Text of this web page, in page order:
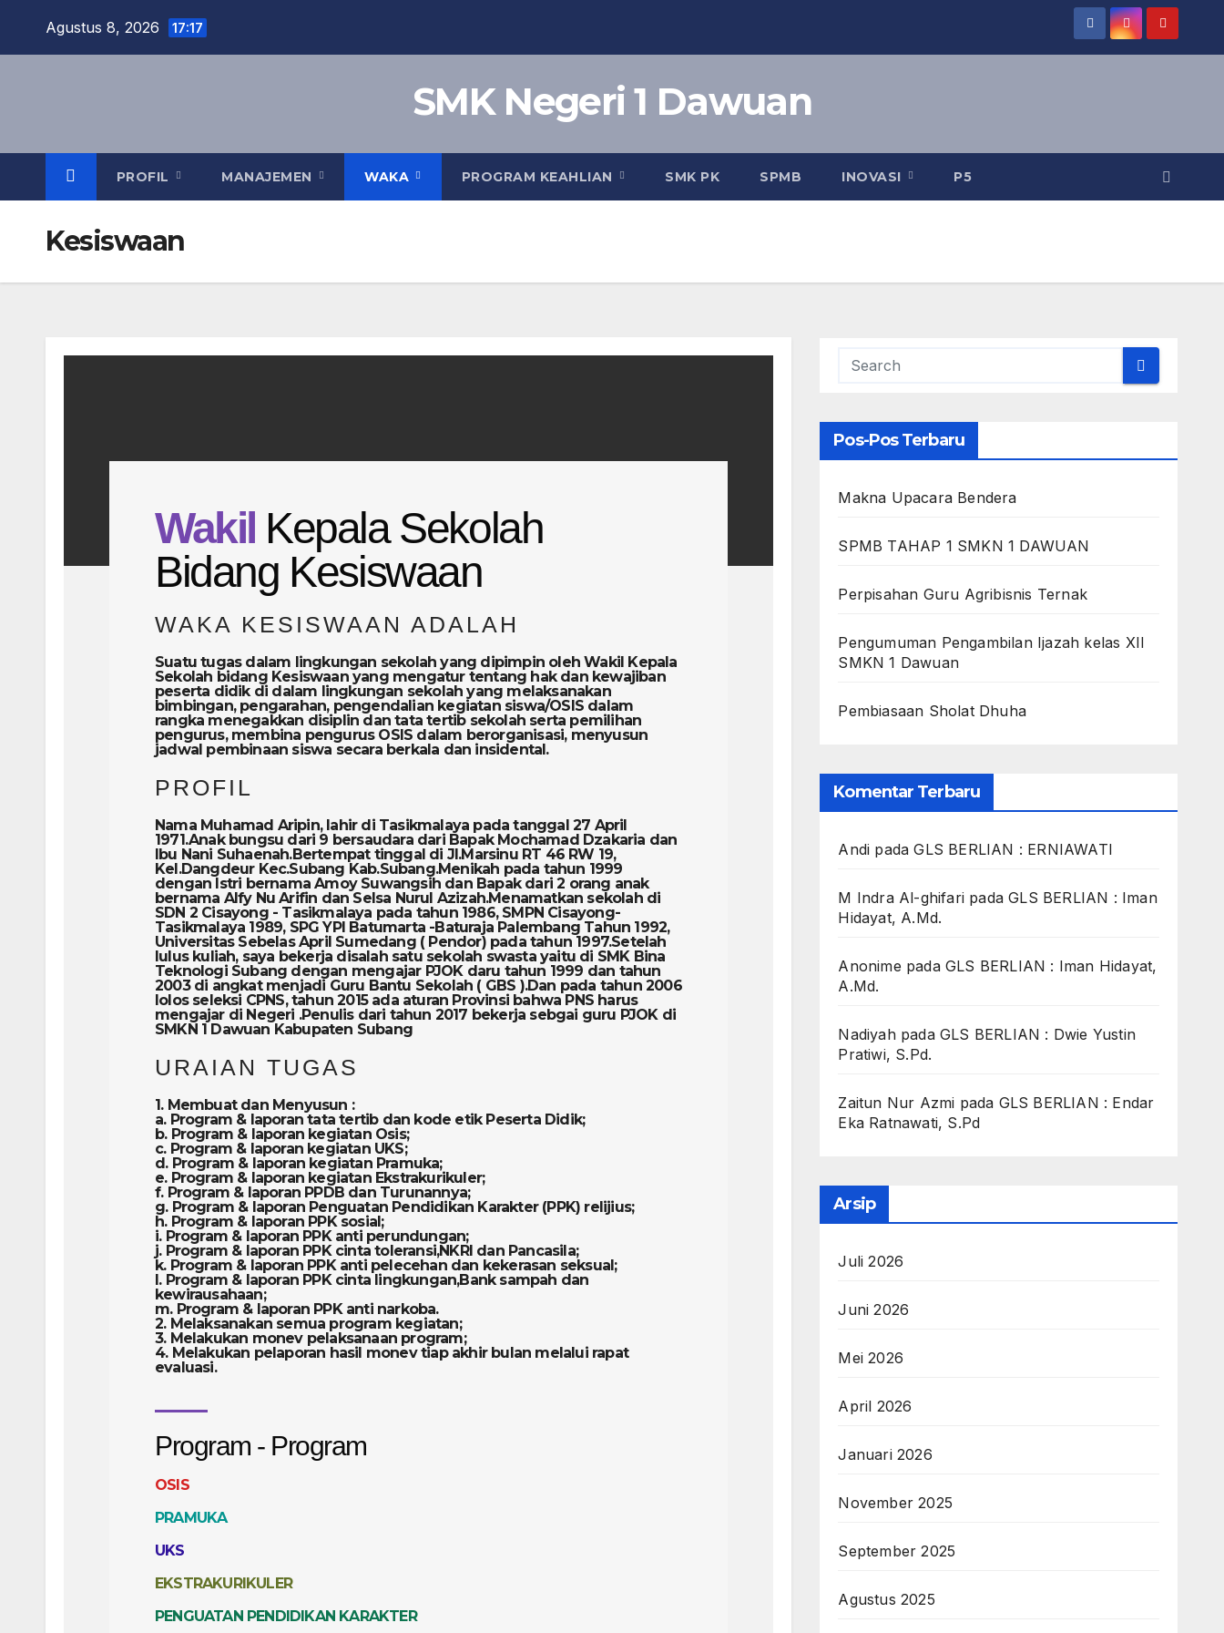
Agustus 8, 2026 17:17
SMK Negeri 1 Dawuan
PROFIL MANAJEMEN WAKA PROGRAM KEAHLIAN SMK PK SPMB INOVASI P5
Kesiswaan
Wakil Kepala Sekolah
Bidang Kesiswaan
WAKA KESISWAAN ADALAH
Suatu tugas dalam lingkungan sekolah yang dipimpin oleh Wakil Kepala
Sekolah bidang Kesiswaan yang mengatur tentang hak dan kewajiban
peserta didik di dalam lingkungan sekolah yang melaksanakan
bimbingan, pengarahan, pengendalian kegiatan siswa/OSIS dalam
rangka menegakkan disiplin dan tata tertib sekolah serta pemilihan
pengurus, membina pengurus OSIS dalam berorganisasi, menyusun
jadwal pembinaan siswa secara berkala dan insidental.
PROFIL
Nama Muhamad Aripin, lahir di Tasikmalaya pada tanggal 27 April
1971.Anak bungsu dari 9 bersaudara dari Bapak Mochamad Dzakaria dan
Ibu Nani Suhaenah.Bertempat tinggal di Jl.Marsinu RT 46 RW 19,
Kel.Dangdeur Kec.Subang Kab.Subang.Menikah pada tahun 1999
dengan Istri bernama Amoy Suwangsih dan Bapak dari 2 orang anak
bernama Alfy Nu Arifin dan Selsa Nurul Azizah.Menamatkan sekolah di
SDN 2 Cisayong - Tasikmalaya pada tahun 1986, SMPN Cisayong-
Tasikmalaya 1989, SPG YPI Batumarta -Baturaja Palembang Tahun 1992,
Universitas Sebelas April Sumedang ( Pendor) pada tahun 1997.Setelah
lulus kuliah, saya bekerja disalah satu sekolah swasta yaitu di SMK Bina
Teknologi Subang dengan mengajar PJOK daru tahun 1999 dan tahun
2003 di angkat menjadi Guru Bantu Sekolah ( GBS ).Dan pada tahun 2006
lolos seleksi CPNS, tahun 2015 ada aturan Provinsi bahwa PNS harus
mengajar di Negeri .Penulis dari tahun 2017 bekerja sebgai guru PJOK di
SMKN 1 Dawuan Kabupaten Subang
URAIAN TUGAS
1. Membuat dan Menyusun :
a. Program & laporan tata tertib dan kode etik Peserta Didik;
b. Program & laporan kegiatan Osis;
c. Program & laporan kegiatan UKS;
d. Program & laporan kegiatan Pramuka;
e. Program & laporan kegiatan Ekstrakurikuler;
f. Program & laporan PPDB dan Turunannya;
g. Program & laporan Penguatan Pendidikan Karakter (PPK) relijius;
h. Program & laporan PPK sosial;
i. Program & laporan PPK anti perundungan;
j. Program & laporan PPK cinta toleransi,NKRI dan Pancasila;
k. Program & laporan PPK anti pelecehan dan kekerasan seksual;
l. Program & laporan PPK cinta lingkungan,Bank sampah dan
kewirausahaan;
m. Program & laporan PPK anti narkoba.
2. Melaksanakan semua program kegiatan;
3. Melakukan monev pelaksanaan program;
4. Melakukan pelaporan hasil monev tiap akhir bulan melalui rapat
evaluasi.
Program - Program
OSIS
PRAMUKA
UKS
EKSTRAKURIKULER
PENGUATAN PENDIDIKAN KARAKTER
Pos-Pos Terbaru
Makna Upacara Bendera
SPMB TAHAP 1 SMKN 1 DAWUAN
Perpisahan Guru Agribisnis Ternak
Pengumuman Pengambilan Ijazah kelas XII
SMKN 1 Dawuan
Pembiasaan Sholat Dhuha
Komentar Terbaru
Andi padaGLS BERLIAN : ERNIAWATI
M Indra Al-ghifaripadaGLS BERLIAN : Iman
Hidayat, A.Md.
Anonime pada GLS BERLIAN : Iman Hidayat,
A.Md.
Nadiyahpada GLS BERLIAN : Dwie Yustin
Pratiwi, S.Pd.
Zaitun Nur Azmi pada GLS BERLIAN : Endar
Eka Ratnawati, S.Pd
Arsip
Juli 2026
Juni 2026
Mei 2026
April 2026
Januari 2026
November 2025
September 2025
Agustus 2025